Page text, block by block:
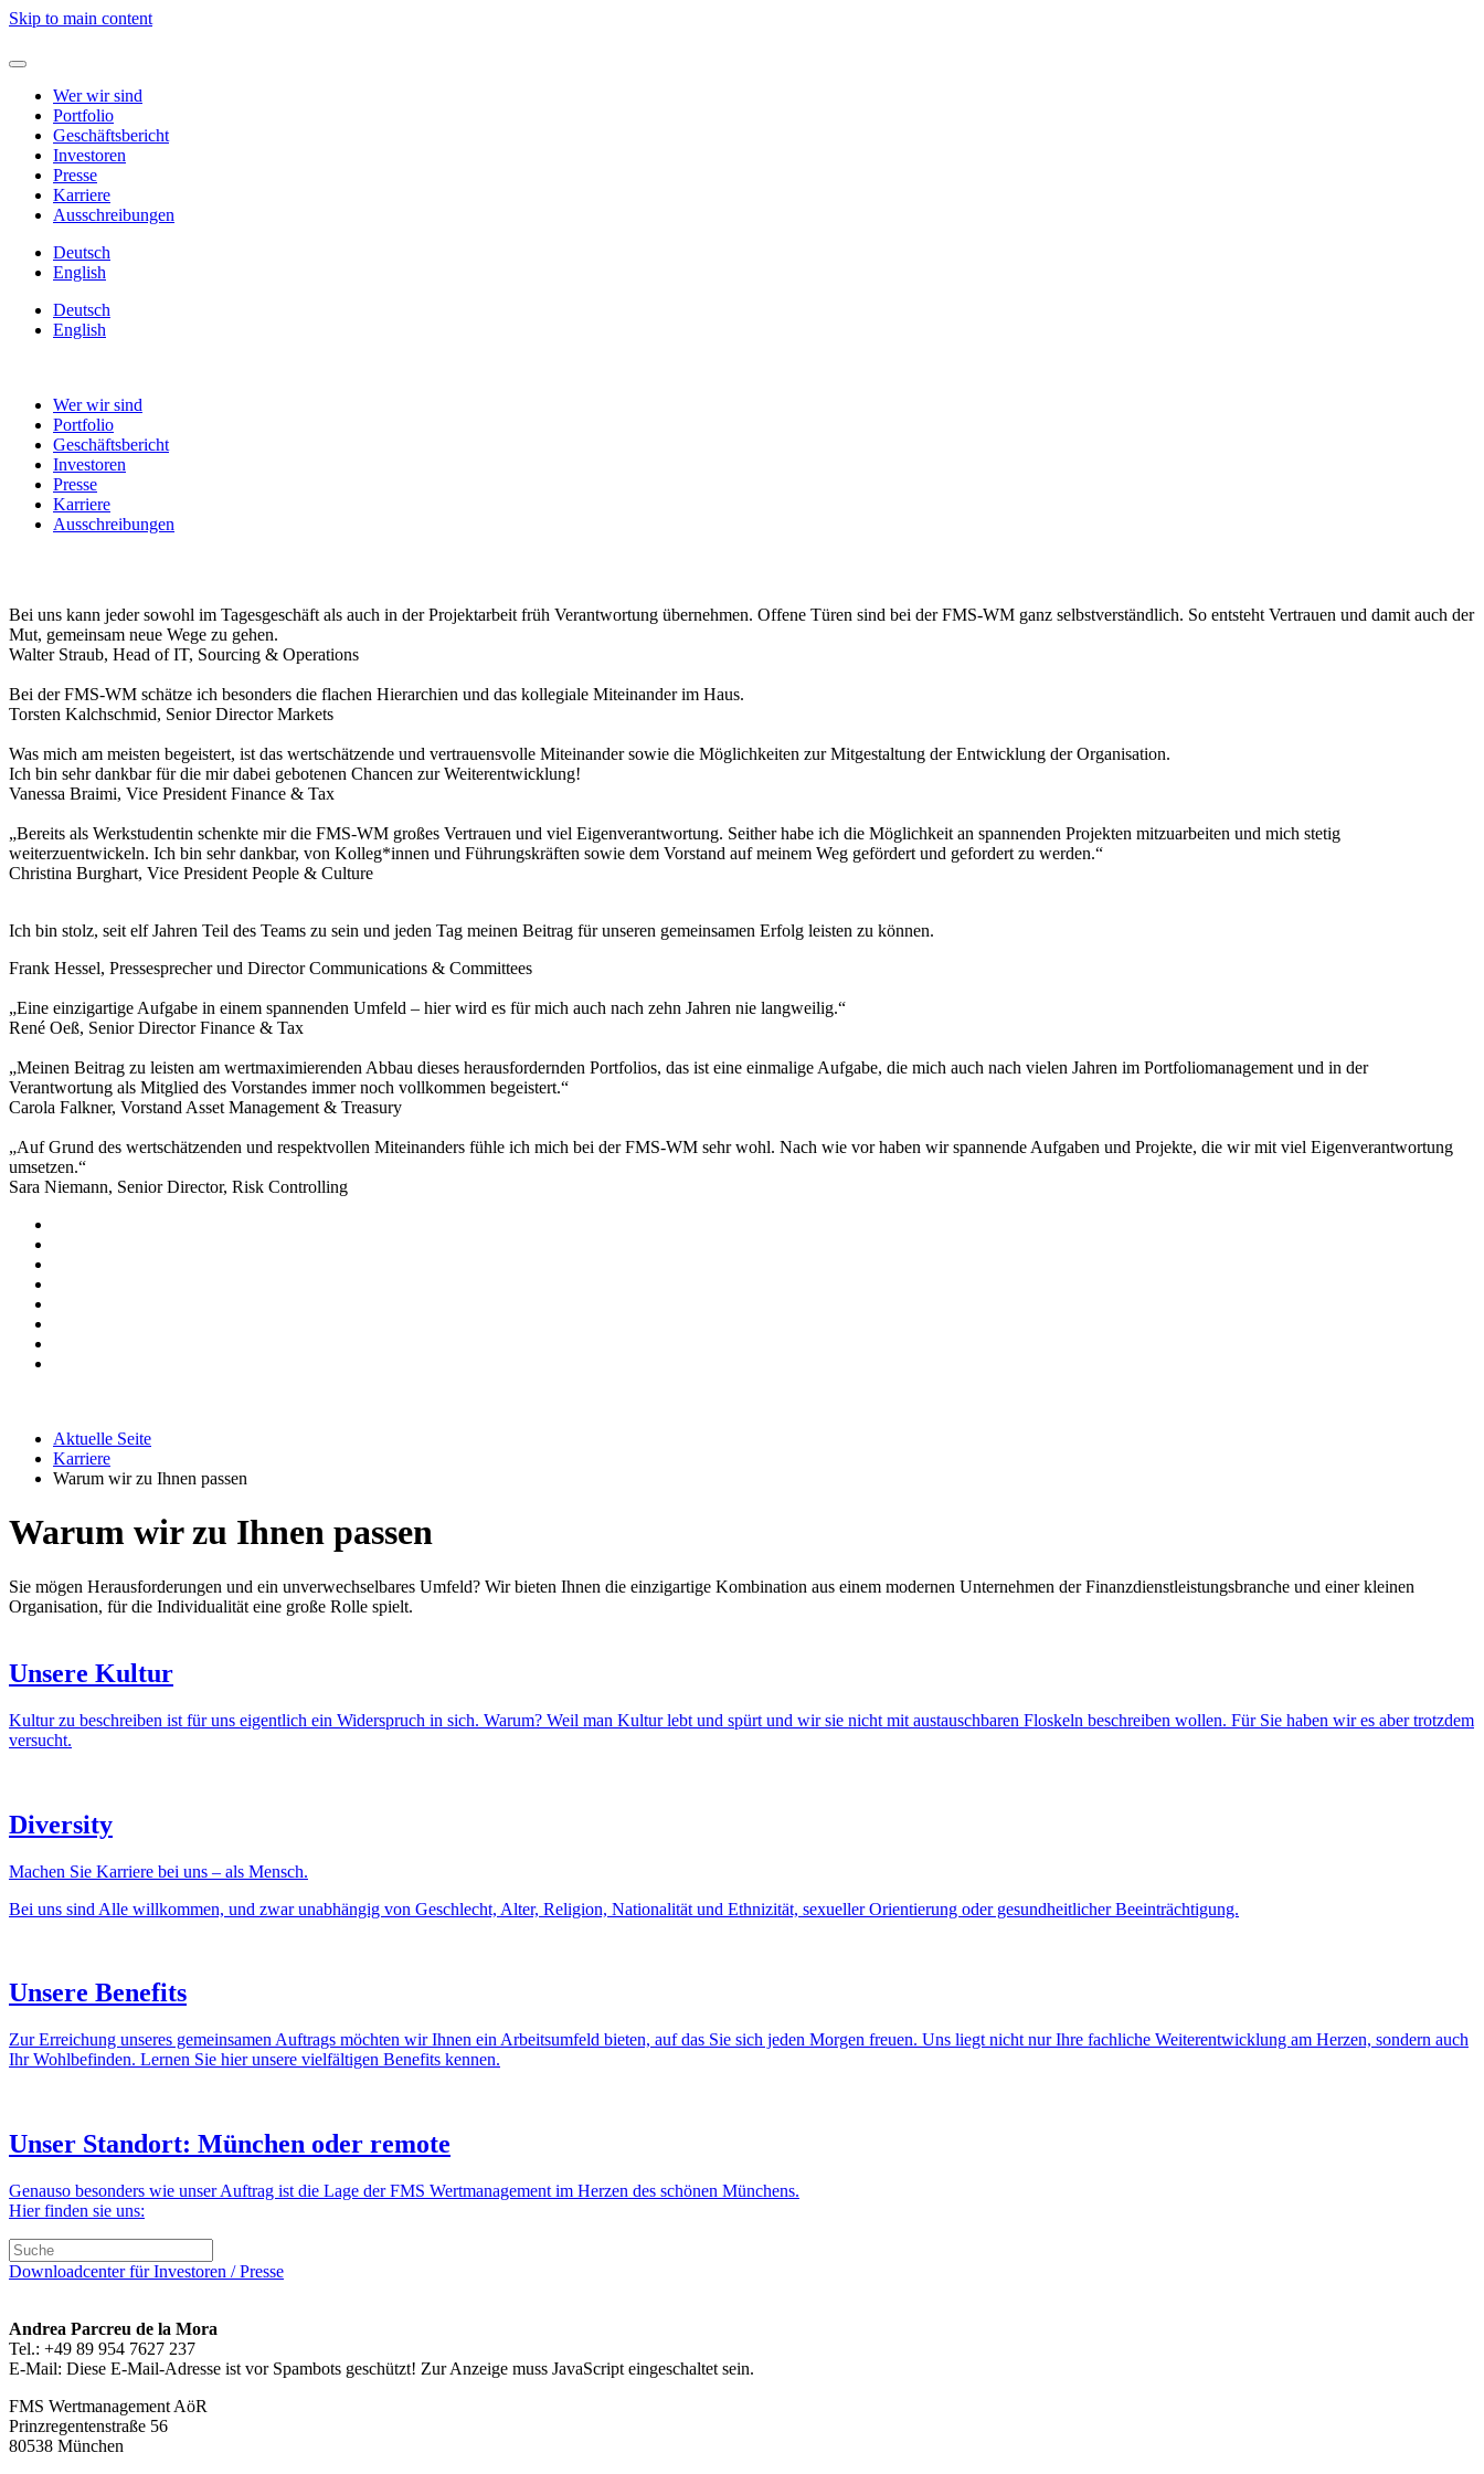
Skip to main content
Wer wir sind
Portfolio
Geschäftsbericht
Investoren
Presse
Karriere
Ausschreibungen
Deutsch
English
Deutsch
English
Wer wir sind
Portfolio
Geschäftsbericht
Investoren
Presse
Karriere
Ausschreibungen
Bei uns kann jeder sowohl im Tagesgeschäft als auch in der Projektarbeit früh Verantwortung übernehmen. Offene Türen sind bei der FMS-WM ganz selbstverständlich. So entsteht Vertrauen und damit auch der
Mut, gemeinsam neue Wege zu gehen.
Walter Straub, Head of IT, Sourcing & Operations
Bei der FMS-WM schätze ich besonders die flachen Hierarchien und das kollegiale Miteinander im Haus.
Torsten Kalchschmid, Senior Director Markets
Was mich am meisten begeistert, ist das wertschätzende und vertrauensvolle Miteinander sowie die Möglichkeiten zur Mitgestaltung der Entwicklung der Organisation.
Ich bin sehr dankbar für die mir dabei gebotenen Chancen zur Weiterentwicklung!
Vanessa Braimi, Vice President Finance & Tax
„Bereits als Werkstudentin schenkte mir die FMS-WM großes Vertrauen und viel Eigenverantwortung. Seither habe ich die Möglichkeit an spannenden Projekten mitzuarbeiten und mich stetig
weiterzuentwickeln. Ich bin sehr dankbar, von Kolleg*innen und Führungskräften sowie dem Vorstand auf meinem Weg gefördert und gefordert zu werden.“
Christina Burghart, Vice President People & Culture
Ich bin stolz, seit elf Jahren Teil des Teams zu sein und jeden Tag meinen Beitrag für unseren gemeinsamen Erfolg leisten zu können.
Frank Hessel, Pressesprecher und Director Communications & Committees
„Eine einzigartige Aufgabe in einem spannenden Umfeld – hier wird es für mich auch nach zehn Jahren nie langweilig.“
René Oeß, Senior Director Finance & Tax
„Meinen Beitrag zu leisten am wertmaximierenden Abbau dieses herausfordernden Portfolios, das ist eine einmalige Aufgabe, die mich auch nach vielen Jahren im Portfoliomanagement und in der
Verantwortung als Mitglied des Vorstandes immer noch vollkommen begeistert.“
Carola Falkner, Vorstand Asset Management & Treasury
„Auf Grund des wertschätzenden und respektvollen Miteinanders fühle ich mich bei der FMS-WM sehr wohl. Nach wie vor haben wir spannende Aufgaben und Projekte, die wir mit viel Eigenverantwortung
umsetzen.“
Sara Niemann, Senior Director, Risk Controlling
Aktuelle Seite
Karriere
Warum wir zu Ihnen passen
Warum wir zu Ihnen passen
Sie mögen Herausforderungen und ein unverwechselbares Umfeld? Wir bieten Ihnen die einzigartige Kombination aus einem modernen Unternehmen der Finanzdienstleistungsbranche und einer kleinen
Organisation, für die Individualität eine große Rolle spielt.
Unsere Kultur
Kultur zu beschreiben ist für uns eigentlich ein Widerspruch in sich. Warum? Weil man Kultur lebt und spürt und wir sie nicht mit austauschbaren Floskeln beschreiben wollen. Für Sie haben wir es aber trotzdem
versucht.
Diversity
Machen Sie Karriere bei uns – als Mensch.
Bei uns sind Alle willkommen, und zwar unabhängig von Geschlecht, Alter, Religion, Nationalität und Ethnizität, sexueller Orientierung oder gesundheitlicher Beeinträchtigung.
Unsere Benefits
Zur Erreichung unseres gemeinsamen Auftrags möchten wir Ihnen ein Arbeitsumfeld bieten, auf das Sie sich jeden Morgen freuen. Uns liegt nicht nur Ihre fachliche Weiterentwicklung am Herzen, sondern auch
Ihr Wohlbefinden. Lernen Sie hier unsere vielfältigen Benefits kennen.
Unser Standort: München oder remote
Genauso besonders wie unser Auftrag ist die Lage der FMS Wertmanagement im Herzen des schönen Münchens.
Hier finden sie uns:
Downloadcenter für Investoren / Presse
Andrea Parcreu de la Mora
Tel.: +49 89 954 7627 237
E-Mail: Diese E-Mail-Adresse ist vor Spambots geschützt! Zur Anzeige muss JavaScript eingeschaltet sein.
FMS Wertmanagement AöR
Prinzregentenstraße 56
80538 München